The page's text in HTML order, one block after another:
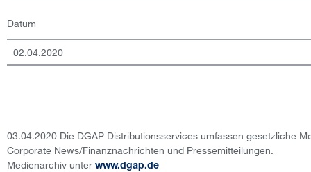
Datum
02.04.2020
03.04.2020 Die DGAP Distributionsservices umfassen gesetzliche
Corporate News/Finanznachrichten und Pressemitteilungen.
Medienarchiv unter www.dgap.de